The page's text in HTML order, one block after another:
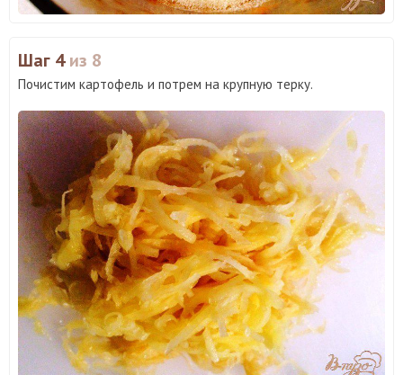
Шаг 4из 8
Почистим картофель и потрем на крупную терку.